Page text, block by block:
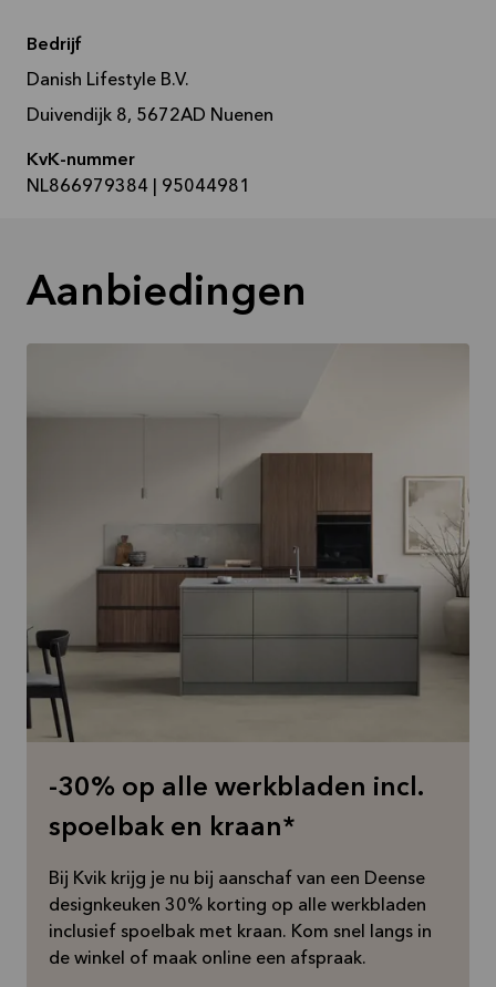
Bedrijf
Danish Lifestyle B.V.
Duivendijk 8, 5672AD Nuenen
KvK-nummer
NL866979384 | 95044981
Aanbiedingen
-30% op alle werkbladen incl.
spoelbak en kraan*
Bij Kvik krijg je nu bij aanschaf van een Deense
designkeuken 30% korting op alle werkbladen
inclusief spoelbak met kraan. Kom snel langs in
de winkel of maak online een afspraak.